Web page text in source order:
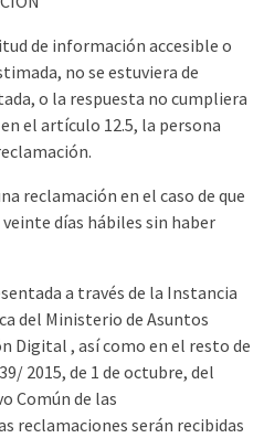
de información accesible o
no se estuviera de
o la respuesta no cumpliera
el artículo 12.5, la persona
reclamación en el caso de que
días hábiles sin haber
a través de la Instancia
del Ministerio de Asuntos
Digital , así como en el resto de
2015, de 1 de octubre, del
Común de las
reclamaciones serán recibidas